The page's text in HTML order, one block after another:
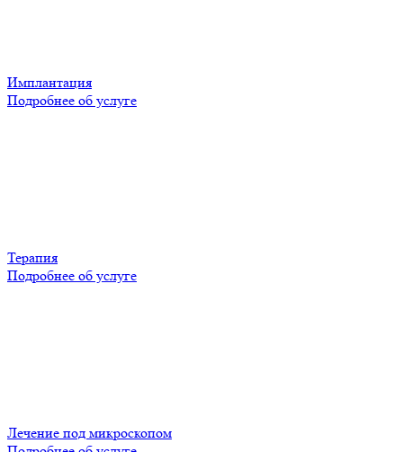
Имплантация
Подробнее об услуге
Терапия
Подробнее об услуге
Лечение под микроскопом